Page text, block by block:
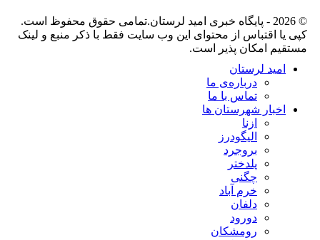
© 2026 - پایگاه خبری اميد لرستان.تمامی حقوق محفوظ است.
کپی یا اقتباس از محتوای این وب سایت فقط با ذکر منبع و لینک
مستقیم امکان پذیر است.
امید لرستان
درباره‌ی ما
تماس با ما
اخبار شهرستان ها
ازنا
الیگودرز
بروجرد
پلدختر
چگنی
خرم آباد
دلفان
دورود
رومشکان